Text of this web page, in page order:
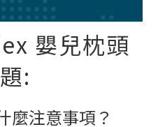
嬰兒枕頭
:
麼注意事項？